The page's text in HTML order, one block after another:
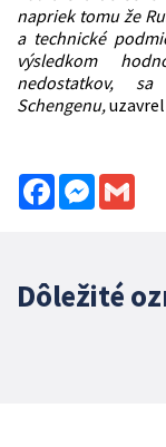
napriek tomu že
a technické
výsledkom
nedostatkov,
Schengenu,uzavrel
FacebookMessenger
Dôležité